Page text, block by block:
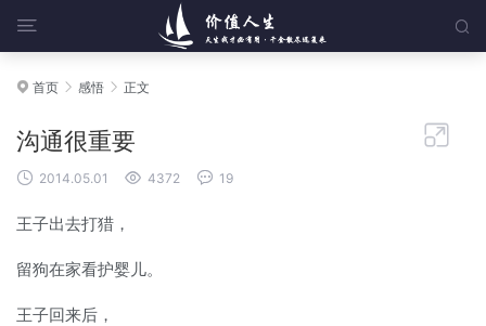
 
 首页  感悟  正文

沟通很重要
 2014.05.01  4372  19
王子出去打猎，
留狗在家看护婴儿。
王子回来后，